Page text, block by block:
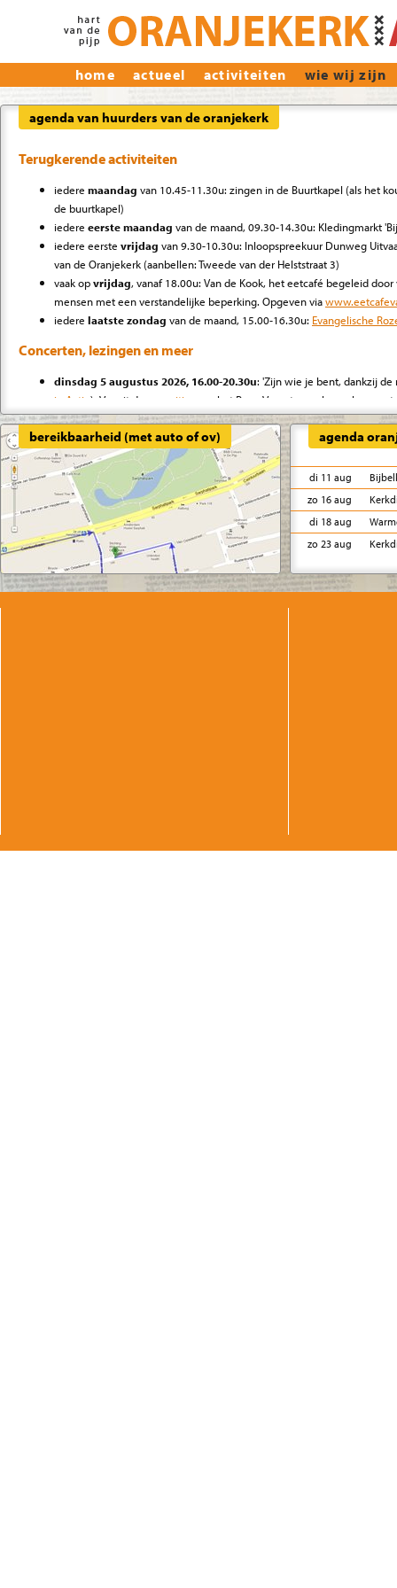
home actueel activiteiten wie wij zijn
agenda van huurders van de oranjekerk
Terugkerende activiteiten
iedere maandag van 10.45-11.30u: zingen in de Buurtkapel (als het
de buurtkapel)
iedere eerste maandag van de maand, 09.30-14.30u: Kledingmarkt
iedere eerste vrijdag van 9.30-10.30u: Inloopspreekuur Dunweg
van de Oranjekerk (aanbellen: Tweede van der Helststraat 3)
vaak opvrijdag, vanaf 18.00u: Van de Kook, het eetcafé begeleid
mensen met een verstandelijke beperking. Opgeven via
iedere laatste zondag van de maand, 15.00-16.30u: Evangelische
Concerten, lezingen en meer
dinsdag 5 augustus 2026, 16.00-20.30u: 'Zijn wie je bent, dankzij
in Actie ). Vanuit de expositie
over het Roze Verzet gaan bezoekers
vrijheid, zichtbaarheid, identiteit, gelijkwaardigheid en de moed om
verbindt verleden en heden en sluit af met ontmoeting, muziek en
win leuke prijzen in de Smartlappenbingo. Meld je aan via
bereikbaarheid (met auto of ov) agenda
di 11 aug
zo 16 aug
di 18 aug
zo 23 aug